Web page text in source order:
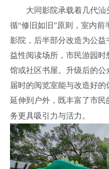
大同影院承载着几代汕
循“修旧如旧”原则，室内前
影院，后半部分改造为公
益性阅读场所，市民游园
馆或社区书屋。升级后的公
届时的阅览室能与改造好
延伸到户外，既丰富了市
务更具吸引力与活力。